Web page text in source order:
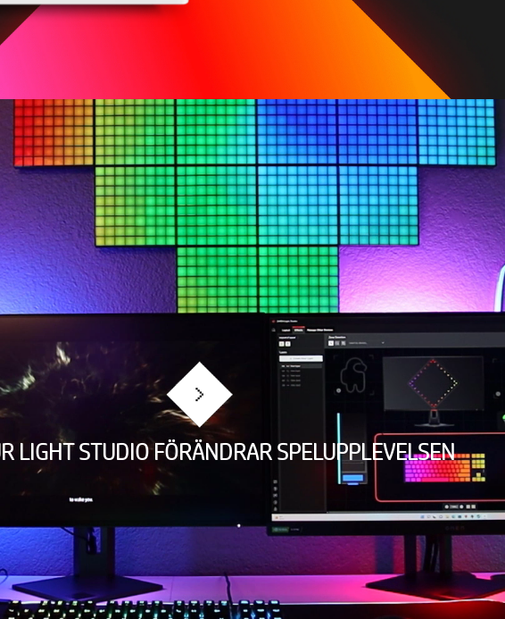
LIGHT STUDIO FÖRÄNDRAR SPELUPPLEVELSEN